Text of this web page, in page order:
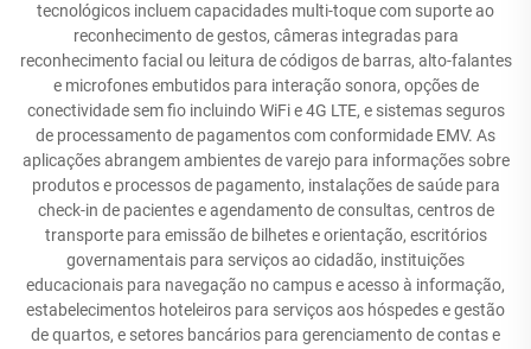
tecnológicos incluem capacidades multi-toque com suporte ao
reconhecimento de gestos, câmeras integradas para
reconhecimento facial ou leitura de códigos de barras, alto-falantes
e microfones embutidos para interação sonora, opções de
conectividade sem fio incluindo WiFi e 4G LTE, e sistemas seguros
de processamento de pagamentos com conformidade EMV. As
aplicações abrangem ambientes de varejo para informações sobre
produtos e processos de pagamento, instalações de saúde para
check-in de pacientes e agendamento de consultas, centros de
transporte para emissão de bilhetes e orientação, escritórios
governamentais para serviços ao cidadão, instituições
educacionais para navegação no campus e acesso à informação,
estabelecimentos hoteleiros para serviços aos hóspedes e gestão
de quartos, e setores bancários para gerenciamento de contas e